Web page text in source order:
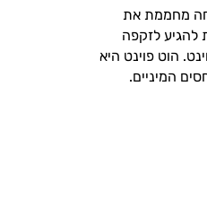
מחממת את
להגיע לזקפה
הוט פוינט היא
המיניים.